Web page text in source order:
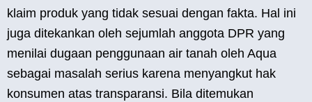
klaim produk yang tidak sesuai dengan fakta. Hal ini
juga ditekankan oleh sejumlah anggota DPR yang
menilai dugaan penggunaan air tanah oleh Aqua
sebagai masalah serius karena menyangkut hak
konsumen atas transparansi. Bila ditemukan